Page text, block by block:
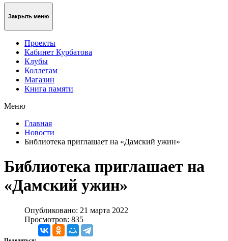
Закрыть меню
Проекты
Кабинет Курбатова
Клубы
Коллегам
Магазин
Книга памяти
Меню
Главная
Новости
Библиотека приглашает на «Дамский ужин»
Библиотека приглашает на
«Дамский ужин»
Опубликовано: 21 марта 2022
Просмотров: 835